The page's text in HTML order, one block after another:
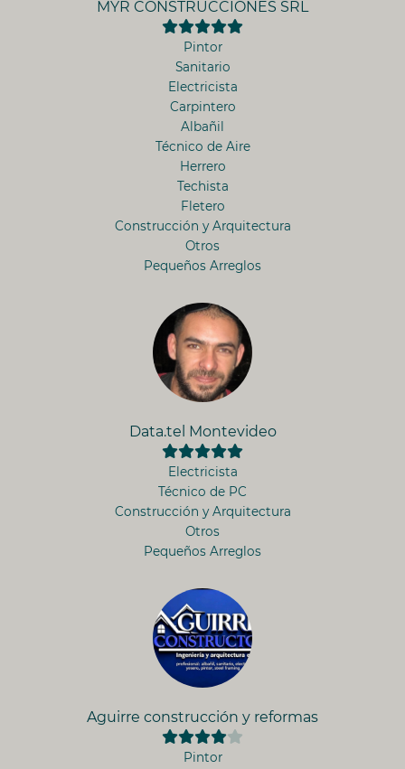
MYR CONSTRUCCIÓNES SRL
Pintor
Sanitario
Electricista
Carpintero
Albañil
Técnico de Aire
Herrero
Techista
Fletero
Construcción y Arquitectura
Otros
Pequeños Arreglos
Data.tel Montevideo
Electricista
Técnico de PC
Construcción y Arquitectura
Otros
Pequeños Arreglos
Aguirre construcción y reformas
Pintor